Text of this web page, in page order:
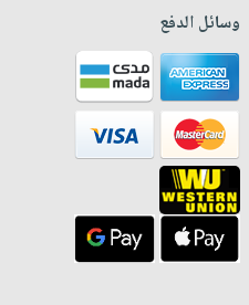
وسائل الدفع